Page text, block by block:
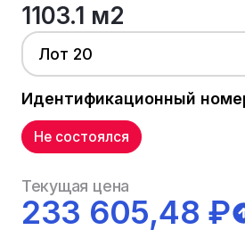
1103.1 м2
Лот 20
Идентификационный
Не состоялся
Текущая цена
233 605,48 ₽